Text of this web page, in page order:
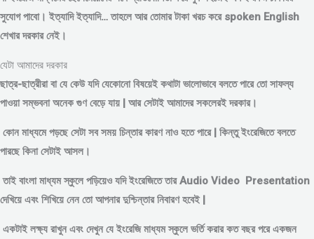
সুযোগ পাবো। ইত্যাদি ইত্যাদি… তাহলে আর তোমার টাকা খরচ করে spoken English
শেখার দরকার নেই।
যেটা আমাদের দরকার
ছাত্র-ছাত্রীরা বা যে কেউ যদি যেকোনো বিষয়েই কথাটা ভালোভাবে বলতে পারে তো সাফল্য
পাওয়া সম্ভবনা অনেক গুণ বেড়ে যায় | আর সেটাই আমাদের সকলেরই দরকার।
কোন মাধ্যমে পড়ছে সেটা সব সময় চিন্তার কারণ নাও হতে পারে | কিন্তু ইংরেজিতে বলতে
পারছে কিনা সেটাই আসল।
তাই বাংলা মাধ্যম স্কুলে পড়িয়েও যদি ইংরেজিতে তার Audio Video Presentation
দেখিয়ে এবং শিখিয়ে নেন তো আপনার দুশ্চিন্তার নিবারণ হবেই |
একটাই লক্ষ্য রাখুন এবং দেখুন যে ইংরেজি মাধ্যম স্কুলে ভর্তি করার কত বছর পরে একজন